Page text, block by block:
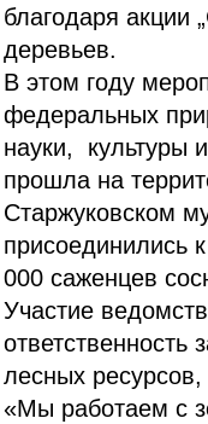
благодаря
деревьев.
В этом году
федеральных
науки, культуры
прошла на
Старжуковском
присоединились
000 саженцев
Участие
ответственность
лесных
«Мы работаем с